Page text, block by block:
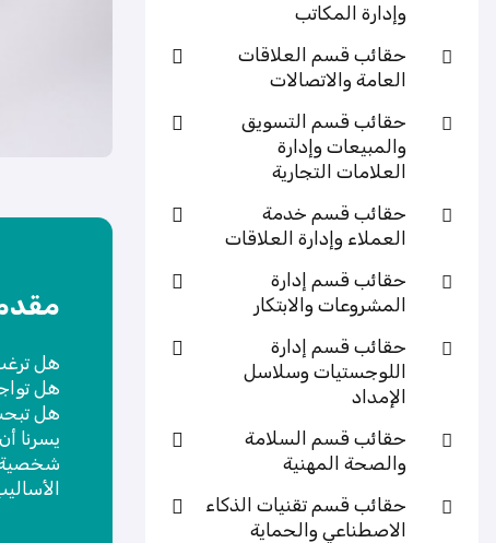
وإدارة المكاتب
حقائب قسم العلاقات
العامة والاتصالات
حقائب قسم التسويق
والمبيعات وإدارة
العلامات التجارية
حقائب قسم خدمة
العملاء وإدارة العلاقات
حقائب قسم إدارة
المشروعات والابتكار
حقائب قسم إدارة
اللوجستيات وسلاسل
الإمداد
حقائب قسم السلامة
والصحة المهنية
حقائب قسم تقنيات الذكاء
الاصطناعي والحماية
هل
هل
هل
يسرنا
شخصية